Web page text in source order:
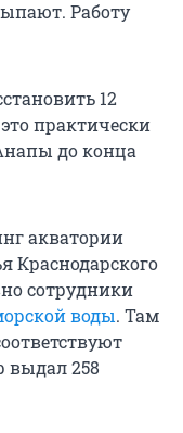
Работу
12
практически
до конца
акватории
Краснодарского
сотрудники
воды. Там
выдал 258